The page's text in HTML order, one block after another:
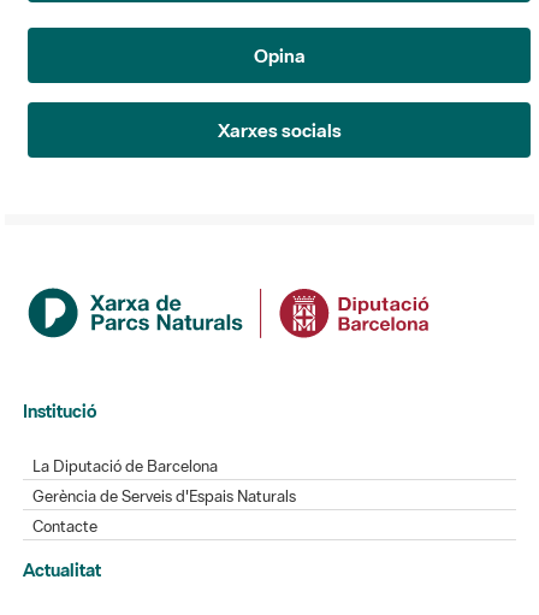
Opina
Xarxes socials
Institució
La Diputació de Barcelona
Gerència de Serveis d'Espais Naturals
Contacte
Actualitat